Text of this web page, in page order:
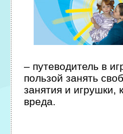
– путеводитель в
пользой занять
занятия и игрушки,
вреда.